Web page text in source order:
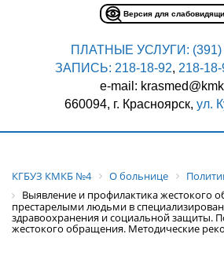
Версия для
ПЛАТНЫЕ УСЛУГИ:
ЗАПИСЬ: 218-18-92, 218-
e-mail:
660094, г. Красноярск, ул.
КГБУЗ КМКБ №4 О больнице
Выявление и профилактика жестокого
престарелыми людьми в
здравоохранения и социальной защиты.
жестокого обращения. Методические